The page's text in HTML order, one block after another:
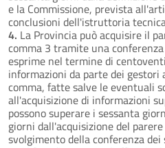
e la Commissione, prevista
conclusioni dell'istruttoria
4. La Provincia può acquisire il
comma 3 tramite una
esprime nel termine di
informazioni da parte dei gestori
comma, fatte salve le eventuali
all'acquisizione di informazioni
possono superare i sessanta
giorni dall'acquisizione del
svolgimento della conferenza